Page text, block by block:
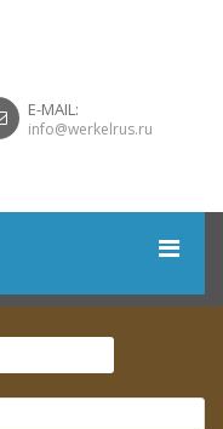
E-MAIL:
info@werkelrus.ru